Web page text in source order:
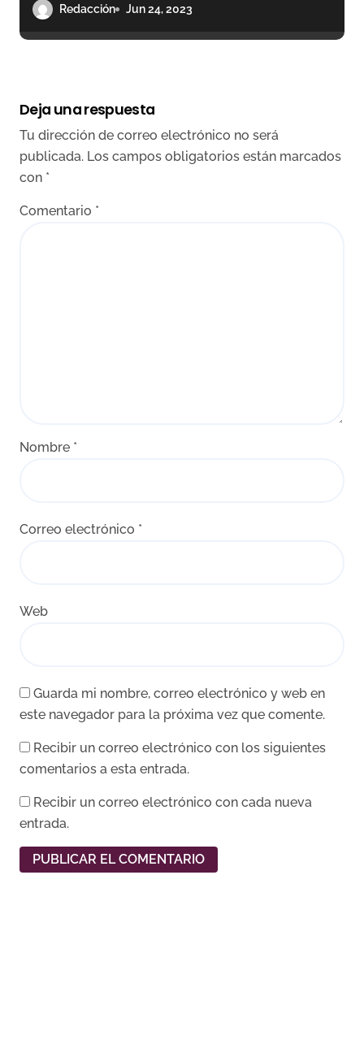
Redacción Jun 24, 2023
Deja una respuesta
Tu dirección de correo electrónico no será
publicada. Los campos obligatorios están marcados
con *
Comentario *
Nombre *
Correo electrónico *
Web
Guarda mi nombre, correo electrónico y web en
este navegador para la próxima vez que comente.
Recibir un correo electrónico con los siguientes
comentarios a esta entrada.
Recibir un correo electrónico con cada nueva
entrada.